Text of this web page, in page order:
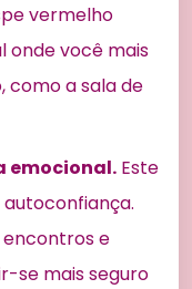
vermelho
onde você mais
como a sala de
emocional. Este
e
se mais seguro